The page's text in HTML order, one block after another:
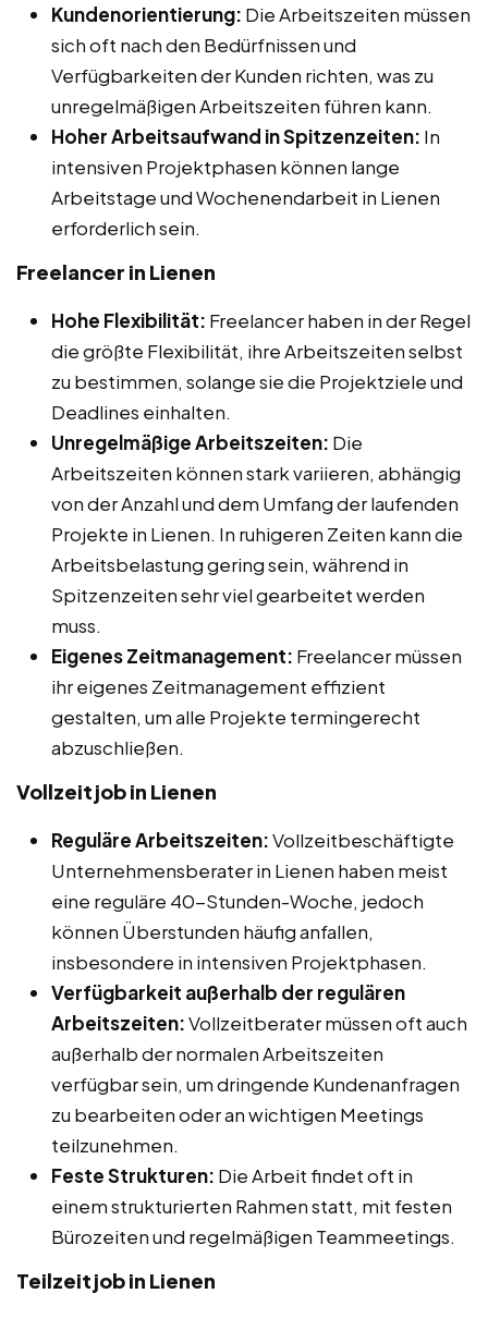
Kundenorientierung: Die Arbeitszeiten müssen
sich oft nach den Bedürfnissen und
Verfügbarkeiten der Kunden richten, was zu
unregelmäßigen Arbeitszeiten führen kann.
Hoher Arbeitsaufwand in Spitzenzeiten: In
intensiven Projektphasen können lange
Arbeitstage und Wochenendarbeit in Lienen
erforderlich sein.
Freelancer in Lienen
Hohe Flexibilität: Freelancer haben in der Regel
die größte Flexibilität, ihre Arbeitszeiten selbst
zu bestimmen, solange sie die Projektziele und
Deadlines einhalten.
Unregelmäßige Arbeitszeiten: Die
Arbeitszeiten können stark variieren, abhängig
von der Anzahl und dem Umfang der laufenden
Projekte in Lienen. In ruhigeren Zeiten kann die
Arbeitsbelastung gering sein, während in
Spitzenzeiten sehr viel gearbeitet werden
muss.
Eigenes Zeitmanagement: Freelancer müssen
ihr eigenes Zeitmanagement effizient
gestalten, um alle Projekte termingerecht
abzuschließen.
Vollzeitjob in Lienen
Reguläre Arbeitszeiten:Vollzeitbeschäftigte
Unternehmensberater in Lienen haben meist
eine reguläre 40-Stunden-Woche, jedoch
können Überstunden häufig anfallen,
insbesondere in intensiven Projektphasen.
Verfügbarkeit außerhalb der regulären
Arbeitszeiten:Vollzeitberater müssen oft auch
außerhalb der normalen Arbeitszeiten
verfügbar sein, um dringende Kundenanfragen
zu bearbeiten oder an wichtigen Meetings
teilzunehmen.
Feste Strukturen: Die Arbeit findet oft in
einem strukturierten Rahmen statt, mit festen
Bürozeiten und regelmäßigen Teammeetings.
Teilzeitjob in Lienen